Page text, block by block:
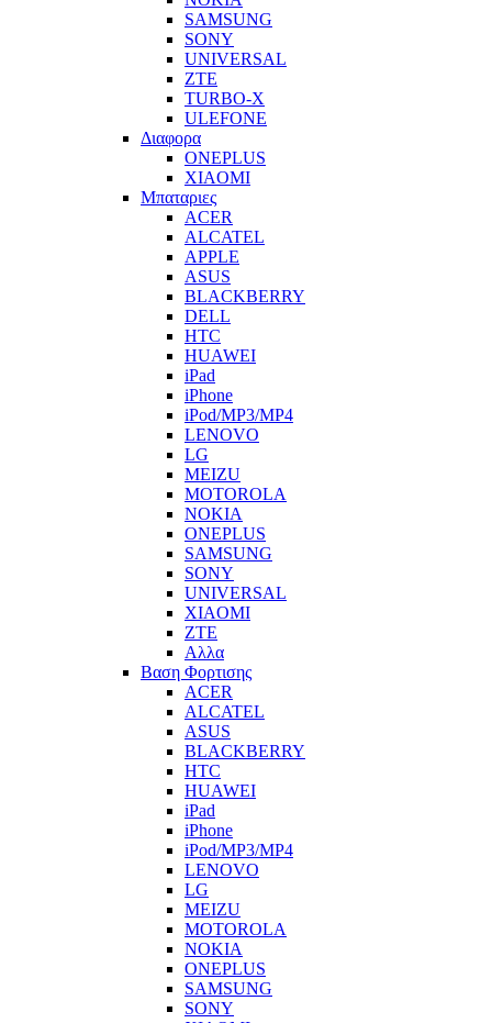
SAMSUNG
SONY
UNIVERSAL
ZTE
TURBO-X
ULEFONE
Διαφορα
ONEPLUS
XIAOMI
Μπαταριες
ACER
ALCATEL
APPLE
ASUS
BLACKBERRY
DELL
HTC
HUAWEI
iPad
iPhone
iPod/MP3/MP4
LENOVO
LG
MEIZU
MOTOROLA
NOKIA
ONEPLUS
SAMSUNG
SONY
UNIVERSAL
XIAOMI
ZTE
Αλλα
Βαση Φορτισης
ACER
ALCATEL
ASUS
BLACKBERRY
HTC
HUAWEI
iPad
iPhone
iPod/MP3/MP4
LENOVO
LG
MEIZU
MOTOROLA
NOKIA
ONEPLUS
SAMSUNG
SONY